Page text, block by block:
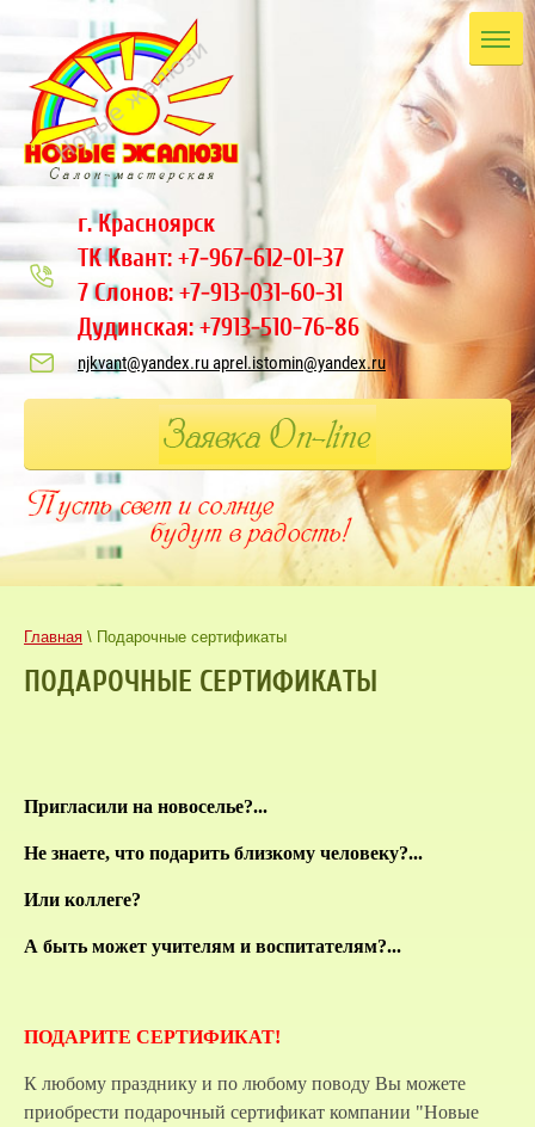
г. Красноярск
ТК Квант: +7-967-612-01-37
7 Слонов: +7-913-031-60-31
Дудинская: +7913-510-76-86
njkvant@yandex.ru aprel.istomin@yandex.ru
Заявка On-line
Главная \ Подарочные сертификаты
ПОДАРОЧНЫЕ СЕРТИФИКАТЫ
Пригласили на новоселье?...
Не знаете, что подарить близкому человеку?...
Или коллеге?
А быть может учителям и воспитателям?...
ПОДАРИТЕ СЕРТИФИКАТ!
К любому празднику и по любому поводу Вы можете
приобрести подарочный сертификат компании "Новые